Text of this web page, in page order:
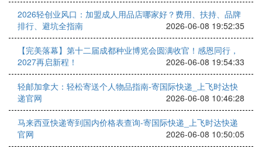
2026轻创业风口：加盟成人用品店哪家好？费用、扶持、品牌
排行、避坑全指南
2026-06-08 19:52:35
【完美落幕】第十二届成都种业博览会圆满收官！感恩同行，
2027再启新程！
2026-06-08 19:54:33
轻邮加拿大：轻松寄送个人物品指南-寄国际快递_上飞时达快
递官网
2026-06-08 10:46:28
马来西亚快递寄到国内价格表查询-寄国际快递_上飞时达快递
官网
2026-06-08 10:50:05